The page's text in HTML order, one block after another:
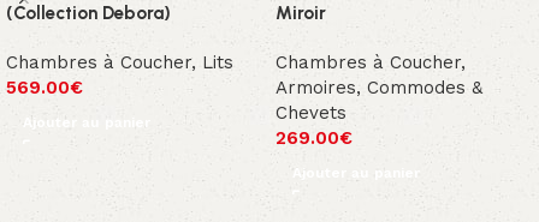
(Collection Debora)
Chambres à Coucher, Lits
569.00€
Ajouter au panier
Miroir
Chambres à Coucher,
Armoires, Commodes &
Chevets
269.00€
Ajouter au panier